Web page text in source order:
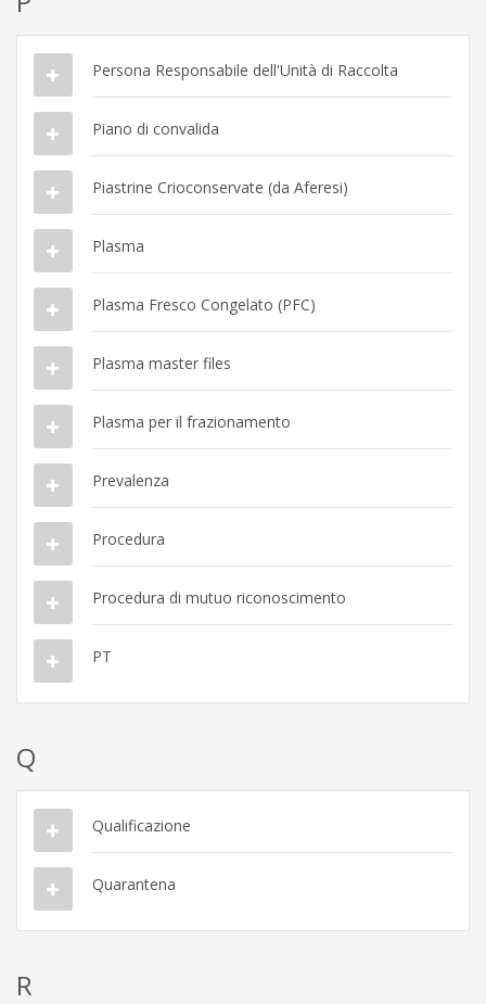
Persona Responsabile dell'Unità di Raccolta
Piano di convalida
Piastrine Crioconservate (da Aferesi)
Plasma
Plasma Fresco Congelato (PFC)
Plasma master files
Plasma per il frazionamento
Prevalenza
Procedura
Procedura di mutuo riconoscimento
PT
Q
Qualificazione
Quarantena
R